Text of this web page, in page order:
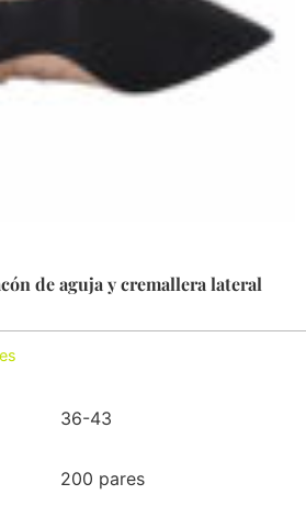
de aguja y cremallera lateral
36-43
200 pares